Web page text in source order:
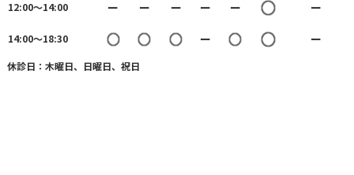
12:00〜14:00 ー ー ー ー ー ○ ー
14:00〜18:30 ○ ○ ○ ー ○ ○ ー
休診⽇：木曜⽇、日曜日、祝⽇